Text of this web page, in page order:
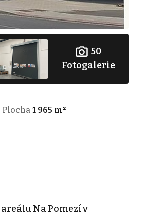
50
Fotogalerie
Plocha 1 965 m²
Na Pomezí v